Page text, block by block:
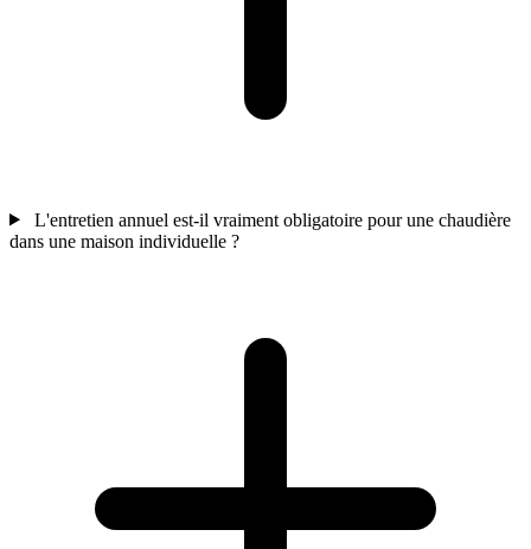
L'entretien annuel est-il vraiment obligatoire pour une chaudière
dans une maison individuelle ?